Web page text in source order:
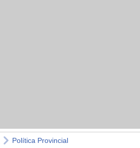
Política Provincial